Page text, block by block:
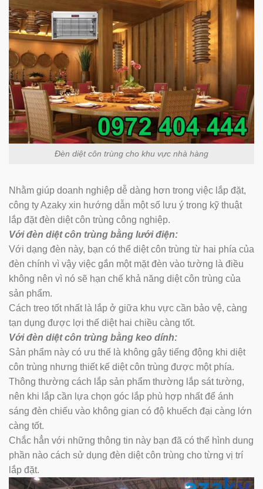
Đèn diệt côn trùng cho khu vực nhà hàng
Nhằm giúp doanh nghiệp dễ dàng hơn trong việc lắp đặt,
công ty Azaky xin hướng dẫn một số lưu ý trong kỹ thuật
lắp đặt đèn diệt côn trùng công nghiệp.
Với đèn diệt côn trùng bằng lưới điện:
Với dạng đèn này, bạn có thể diệt côn trùng từ hai phía của
đèn chính vì vậy việc gắn một mặt đèn vào tường là điều
không nên vì nó sẽ hạn chế khả năng diệt côn trùng của
sản phẩm.
Cách treo tốt nhất là lắp ở giữa khu vực cần bảo vệ, càng
tạn dụng được lợi thế diệt hai chiều càng tốt.
Với đèn diệt côn trùng bằng keo dính:
Sản phẩm này có ưu thế là không gây tiếng động khi diệt
côn trùng nhưng thiết kế diệt côn trùng được một phía.
Thông thường cách lắp sản phẩm thường lắp sát tường,
nên khi lắp cần lựa chọn góc lắp phù hợp nhất để ánh
sáng đèn chiếu vào không gian có độ khuếch đại càng lớn
càng tốt.
Chắc hẳn với những thông tin này bạn đã có thể hình dung
phần nào cách sử dụng đèn diệt côn trùng cho từng vị trí
lắp đặt.